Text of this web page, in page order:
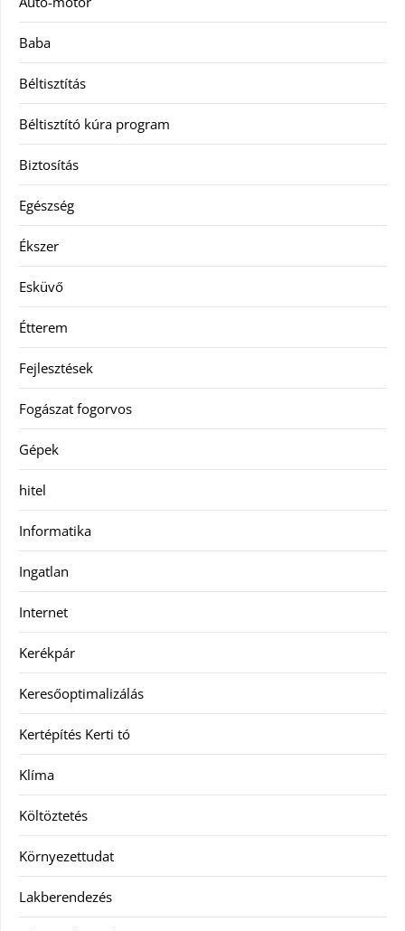
Baba
Béltisztítás
Béltisztító kúra program
Biztosítás
Egészség
Ékszer
Esküvő
Étterem
Fejlesztések
Fogászat fogorvos
Gépek
hitel
Informatika
Ingatlan
Internet
Kerékpár
Keresőoptimalizálás
Kertépítés Kerti tó
Klíma
Költöztetés
Környezettudat
Lakberendezés